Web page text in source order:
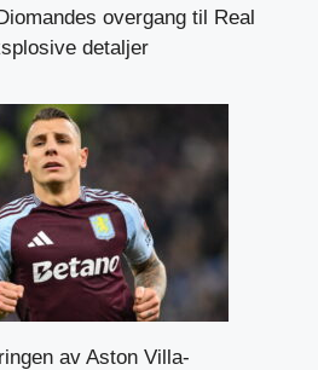
overgang til Real
detaljer
av Aston Villa-